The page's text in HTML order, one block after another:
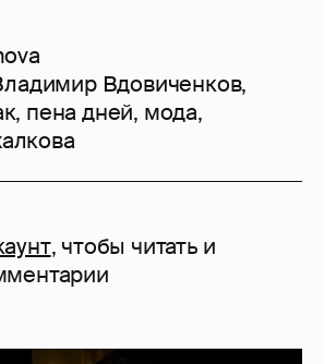
Вдовиченков,
, пена дней, мода,
, чтобы читать и